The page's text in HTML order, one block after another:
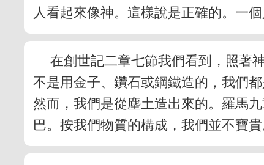
人看起來像神。這樣說是正確的。一
在創世記二章七節我們看到，照著
不是用金子、鑽石或鋼鐵造的，我們
然而，我們是從塵土造出來的。羅馬
巴。按我們物質的構成，我們並不寶貴